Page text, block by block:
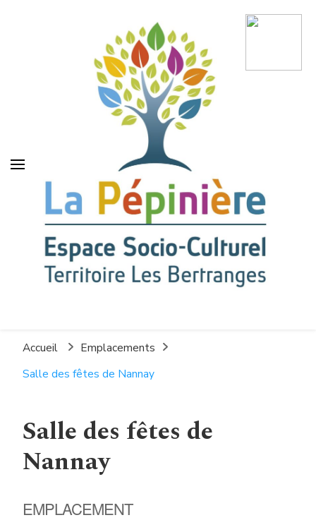
La Pépinière Espace
Socio-Culturel
Socio-Culturel
Accueil
Emplacements
Salle des fêtes de Nannay
Salle des fêtes de
Nannay
EMPLACEMENT